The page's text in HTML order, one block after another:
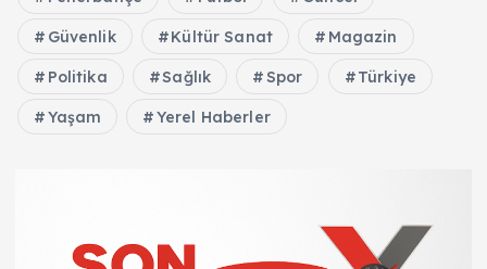
Güvenlik Kültür Sanat Magazin
Politika Sağlık Spor Türkiye
Yaşam Yerel Haberler